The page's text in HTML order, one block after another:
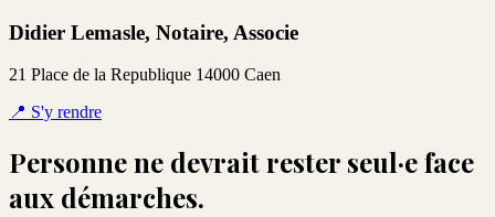
Didier Lemasle, Notaire, Associe
21 Place de la Republique 14000 Caen
📍 S'y rendre
Personne ne devrait rester seul·e face
aux démarches.